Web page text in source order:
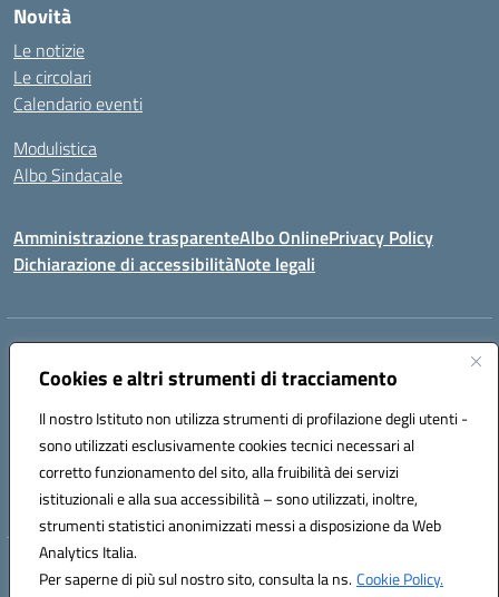
Cookies e altri strumenti di tracciamento
Il nostro Istituto non utilizza strumenti di profilazione degli utenti -
sono utilizzati esclusivamente cookies tecnici necessari al
corretto funzionamento del sito, alla fruibilità dei servizi
istituzionali e alla sua accessibilità – sono utilizzati, inoltre,
strumenti statistici anonimizzati messi a disposizione da Web
Analytics Italia.
Per saperne di più sul nostro sito, consulta la ns.Cookie Policy.
Novità
Le notizie
Le circolari
Calendario eventi
Modulistica
Albo Sindacale
Amministrazione trasparenteAlbo OnlinePrivacy Policy
Dichiarazione di accessibilitàNote legali
Indirizzo:
Centralino:0994722507 Email:TAIC873006@istruzione.it
Codice fiscale: 90279480736
Codice meccanografico:
TAIC873006
Codice unico di fatturazione (CUF): 488XBQ
Hosting & Powered by 3D Solution S.r.l.